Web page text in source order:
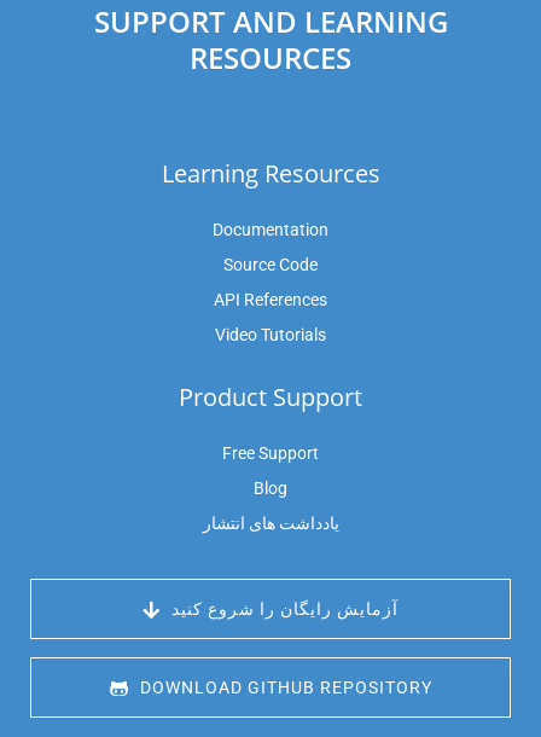
SUPPORT AND LEARNING
RESOURCES
Learning Resources
Documentation
Source Code
API References
Video Tutorials
Product Support
Free Support
Blog
یادداشت های انتشار
آزمایش رایگان را شروع کنید
DOWNLOAD GITHUB REPOSITORY